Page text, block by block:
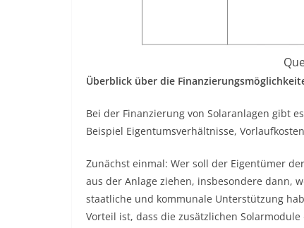
Überblick über die
Bei der Finanzierung von Solaranlagen gibt
Beispiel Eigentumsverhältnisse,
Zunächst einmal: Wer soll der Eigentümer
aus der Anlage ziehen, insbesondere dann,
staatliche und kommunale Unterstützung
Vorteil ist, dass die zusätzlichen